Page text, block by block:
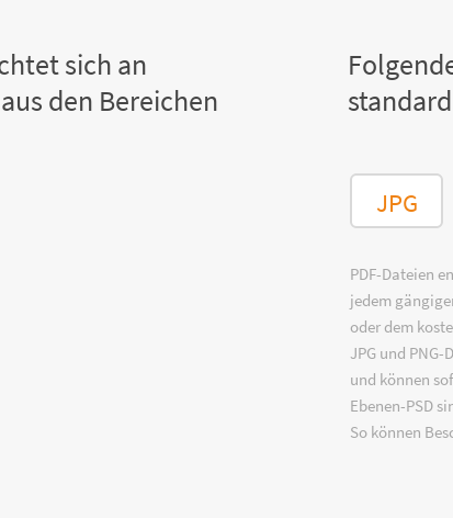
sich an
den Bereichen
JPG
PDF-Dateien
jedem
oder dem
JPG und
und können
Ebenen-PSD
So können